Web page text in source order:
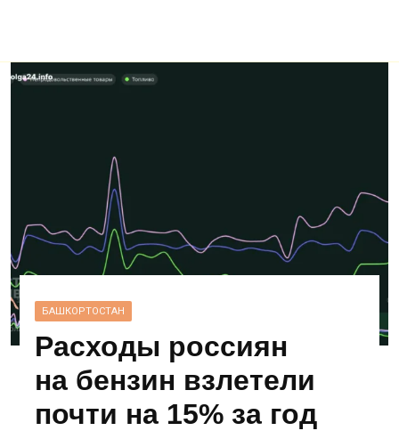
БАШКОРТОСТАН
Расходы россиян
на бензин взлетели
почти на 15% за год